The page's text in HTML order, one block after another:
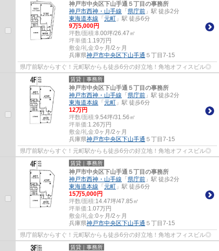
神戸市中央区下山手通５丁目の事務所
神戸市西神・山手線 「 県庁前 」駅 徒歩2分
東海道本線 「 元町 」駅 徒歩6分
9万5,000円
坪数/面積:8.00坪/26.47㎡
坪単価:1.19万円
敷金/礼金:0ヶ月/2ヶ月
兵庫県神戸市中央区下山手通 ５丁目7-15
県庁前駅からすぐ！元町駅からも徒歩6分の好立地！角地オフィスビル◎
賃貸｜事務所
神戸市中央区下山手通５丁目の事務所
神戸市西神・山手線 「 県庁前 」駅 徒歩2分
東海道本線 「 元町 」駅 徒歩6分
12万円
坪数/面積:9.54坪/31.56㎡
坪単価:1.26万円
敷金/礼金:0ヶ月/2ヶ月
兵庫県神戸市中央区下山手通 ５丁目7-15
県庁前駅からすぐ！元町駅からも徒歩6分の好立地！角地オフィスビル◎
賃貸｜事務所
神戸市中央区下山手通５丁目の事務所
神戸市西神・山手線 「 県庁前 」駅 徒歩2分
東海道本線 「 元町 」駅 徒歩6分
15万5,000円
坪数/面積:14.47坪/47.85㎡
坪単価:1.07万円
敷金/礼金:0ヶ月/2ヶ月
兵庫県神戸市中央区下山手通 ５丁目7-15
県庁前駅からすぐ！元町駅からも徒歩6分の好立地！角地オフィスビル◎
賃貸｜事務所